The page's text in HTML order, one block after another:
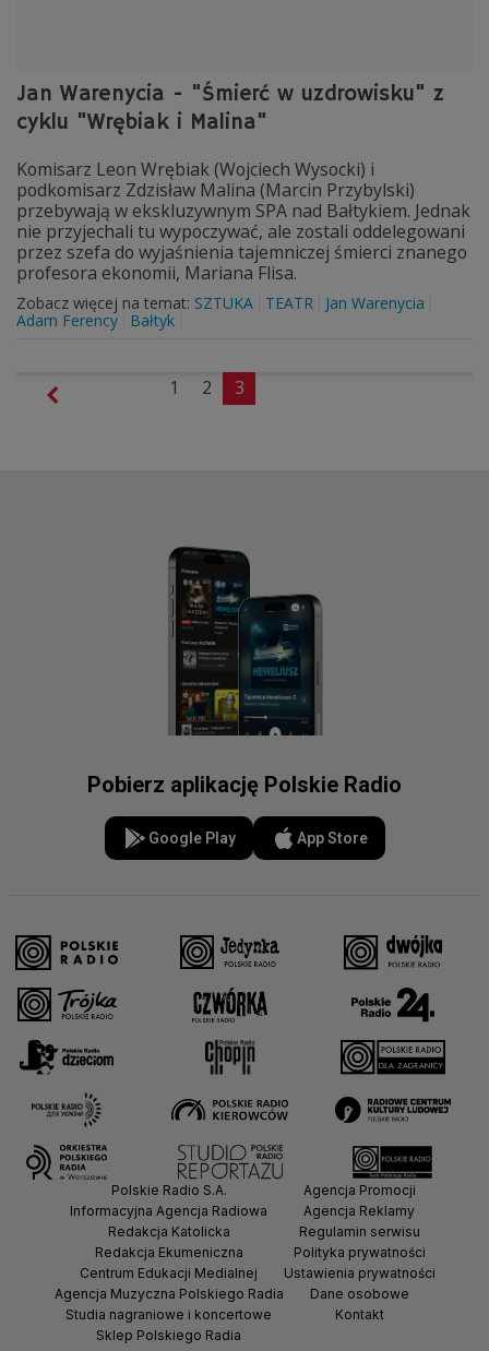
Jan Warenycia - "Śmierć w uzdrowisku" z
cyklu "Wrębiak i Malina"
Komisarz Leon Wrębiak (Wojciech Wysocki) i
podkomisarz Zdzisław Malina (Marcin Przybylski)
przebywają w ekskluzywnym SPA nad Bałtykiem. Jednak
nie przyjechali tu wypoczywać, ale zostali oddelegowani
przez szefa do wyjaśnienia tajemniczej śmierci znanego
profesora ekonomii, Mariana Flisa.
Zobacz więcej na temat: SZTUKA TEATR
Jan Warenycia
Adam Ferency
Bałtyk
1 2 3
Pobierz aplikację Polskie Radio
Google Play App Store
Polskie Radio S.A.
Informacyjna Agencja Radiowa
Redakcja Katolicka
Redakcja Ekumeniczna
Centrum Edukacji Medialnej
Agencja Muzyczna Polskiego Radia
Studia nagraniowe i koncertowe
Sklep Polskiego Radia
Agencja Promocji
Agencja Reklamy
Regulamin serwisu
Polityka prywatności
Ustawienia prywatności
Dane osobowe
Kontakt